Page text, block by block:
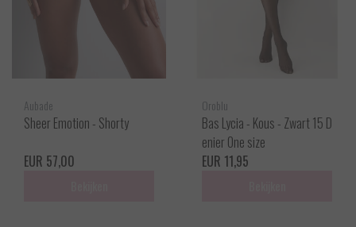
Aubade
Sheer Emotion - Shorty
EUR 57,00
Oroblu
Bas Lycia - Kous - Zwart 15 D
enier One size
EUR 11,95